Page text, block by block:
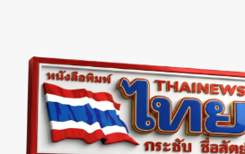
content